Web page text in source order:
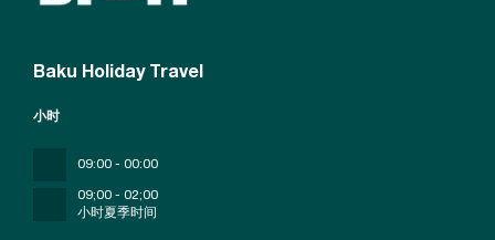
Baku Holiday Travel
小时
09:00 - 00:00
09;00 - 02;00
小时夏季时间